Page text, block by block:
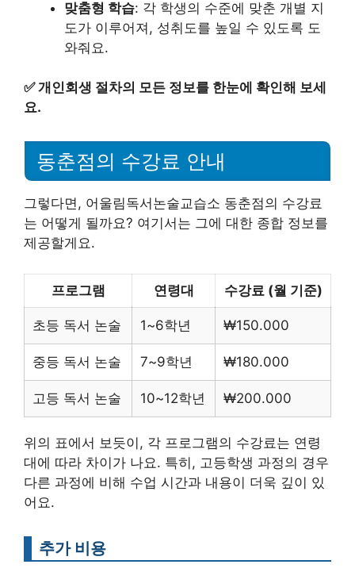
맞춤형 학습: 각 학생의 수준에 맞춘 개별 지
도가 이루어져, 성취도를 높일 수 있도록 도
와줘요.
✅개인회생 절차의 모든 정보를 한눈에 확인해 보세
요.
동춘점의 수강료 안내
그렇다면, 어울림독서논술교습소 동춘점의 수강료
는 어떻게 될까요? 여기서는 그에 대한 종합 정보를
제공할게요.
프로그램 연령대 수강료 (월 기준)
초등 독서 논술 1~6학년 ₩150.000
중등 독서 논술 7~9학년 ₩180.000
고등 독서 논술 10~12학년 ₩200.000
위의 표에서 보듯이, 각 프로그램의 수강료는 연령
대에 따라 차이가 나요. 특히, 고등학생 과정의 경우
다른 과정에 비해 수업 시간과 내용이 더욱 깊이 있
어요.
추가 비용